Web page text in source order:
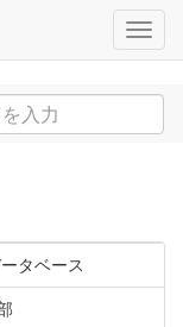
タベース